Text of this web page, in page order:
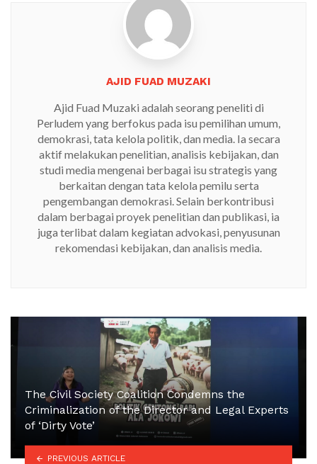
AJID FUAD MUZAKI
Ajid Fuad Muzaki adalah seorang peneliti di
Perludem yang berfokus pada isu pemilihan umum,
demokrasi, tata kelola politik, dan media. Ia secara
aktif melakukan penelitian, analisis kebijakan, dan
studi media mengenai berbagai isu strategis yang
berkaitan dengan tata kelola pemilu serta
pengembangan demokrasi. Selain berkontribusi
dalam berbagai proyek penelitian dan publikasi, ia
juga terlibat dalam kegiatan advokasi, penyusunan
rekomendasi kebijakan, dan analisis media.
The Civil Society Coalition Condemns the
Criminalization of the Director and Legal Experts
of ‘Dirty Vote’
PREVIOUS ARTICLE